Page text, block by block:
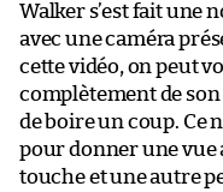
Walker s’est fait une
avec une caméra
cette vidéo, on peut
complètement de
de boire un coup. Ce
pour donner une vue
touche et une autre